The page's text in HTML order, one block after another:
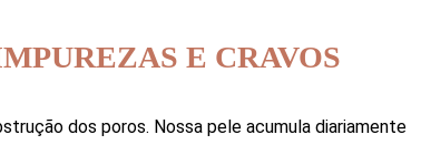
E CRAVOS
dos poros. Nossa pele acumula diariamente